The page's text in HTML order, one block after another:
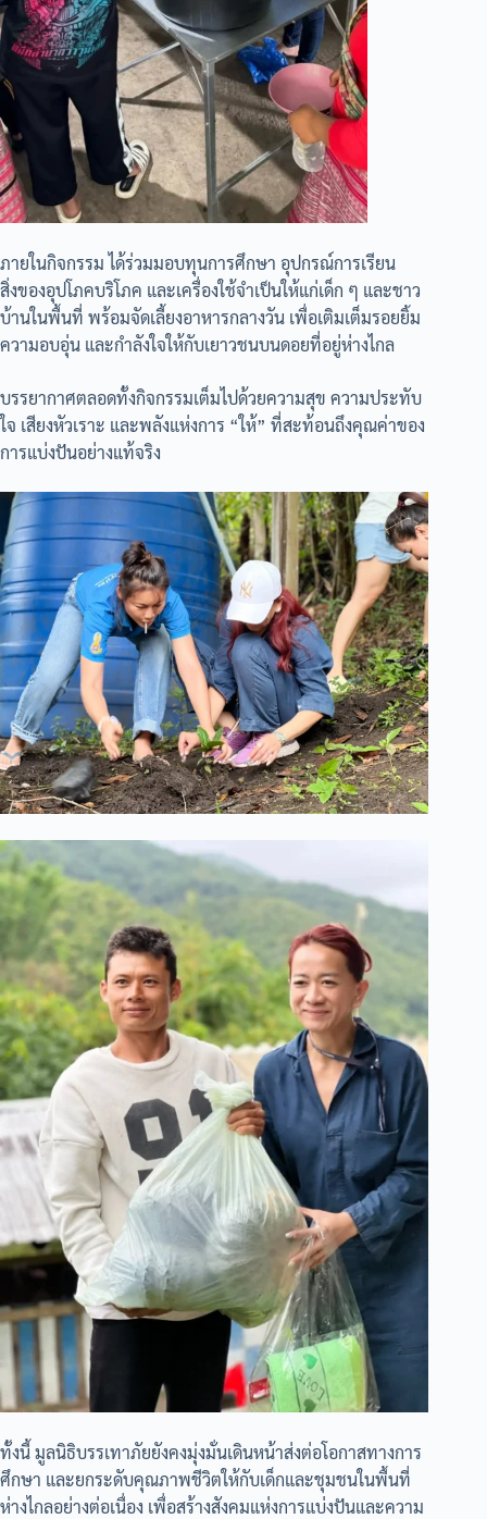
ภายในกิจกรรม ได้ร่วมมอบทุนการศึกษา อุปกรณ์การเรียน
สิ่งของอุปโภคบริโภค และเครื่องใช้จำเป็นให้แก่เด็ก ๆ และชาว
บ้านในพื้นที่ พร้อมจัดเลี้ยงอาหารกลางวัน เพื่อเติมเต็มรอยยิ้ม
ความอบอุ่น และกำลังใจให้กับเยาวชนบนดอยที่อยู่ห่างไกล
บรรยากาศตลอดทั้งกิจกรรมเต็มไปด้วยความสุข ความประทับ
ใจ เสียงหัวเราะ และพลังแห่งการ “ให้” ที่สะท้อนถึงคุณค่าของ
การแบ่งปันอย่างแท้จริง
ทั้งนี้ มูลนิธิบรรเทาภัยยังคงมุ่งมั่นเดินหน้าส่งต่อโอกาสทางการ
ศึกษา และยกระดับคุณภาพชีวิตให้กับเด็กและชุมชนในพื้นที่
ห่างไกลอย่างต่อเนื่อง เพื่อสร้างสังคมแห่งการแบ่งปันและความ